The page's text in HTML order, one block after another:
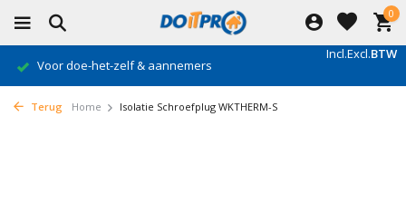
0
Incl.Excl.BTW
Voor doe-het-zelf & aannemers
Terug Home Isolatie Schroefplug WKTHERM-S